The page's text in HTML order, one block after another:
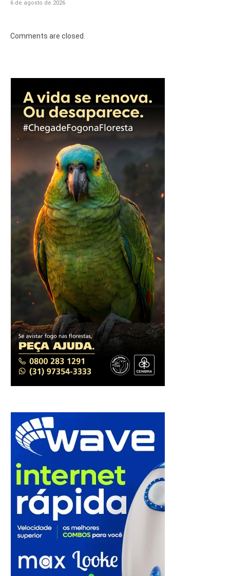
6 de agosto de 2026
Comments are closed.